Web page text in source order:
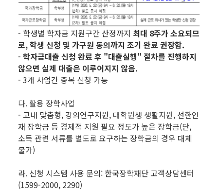
- 학생별 학자금 지원구간 산정까지 최대 8주가 소요되므
로,학생 신청 및 가구원 동의까지 조기 완료 권장함.
-학자금대출 신청 완료 후 "대출실행" 절차를 진행하지
않으면 실제 대출은 이루어지지 않음.
- 3개 사업간 중복 신청 가능
다. 활용 장학사업
- 교내 맞춤형, 강의연구지원, 대학원생 생활지원, 선한인
재 장학금 등 경제적 지원 필요 정도가 높은 장학금(단,
소득 관련 서류를 별도로 요구하는 장학금의 경우 대체
불가)
라. 신청 시스템 사용 문의: 한국장학재단 고객상담센터
(1599-2000, 2290)